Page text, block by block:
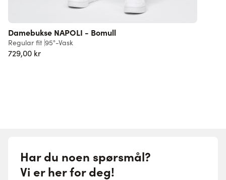
Damebukse NAPOLI - Bomull
Regular fit 95°-Vask
729,00 kr
Har du noen spørsmål?
Vi er her for deg!